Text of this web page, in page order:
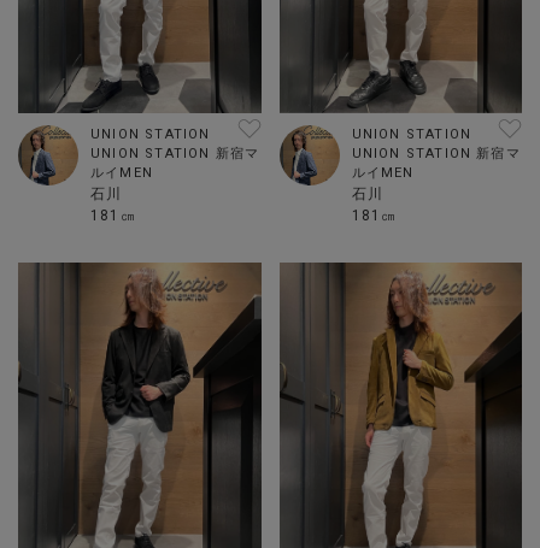
UNION STATION
UNION STATION 新宿マ
ルイMEN
石川
181㎝
UNION STATION
UNION STATION 新宿マ
ルイMEN
石川
181㎝